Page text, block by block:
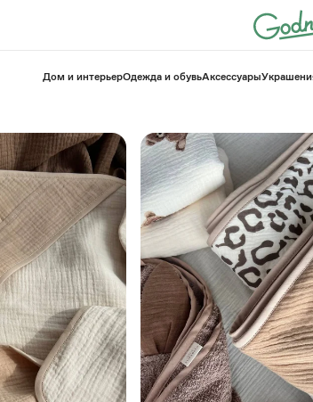
⁠Дом и интерьерОдежда и обувьАксессуары